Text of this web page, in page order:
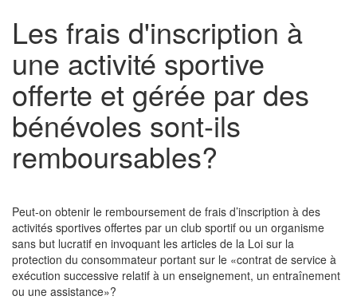
Les frais d'inscription à
une activité sportive
offerte et gérée par des
bénévoles sont-ils
remboursables?
Peut-on obtenir le remboursement de frais d’inscription à des
activités sportives offertes par un club sportif ou un organisme
sans but lucratif en invoquant les articles de la Loi sur la
protection du consommateur portant sur le «contrat de service à
exécution successive relatif à un enseignement, un entraînement
ou une assistance»?